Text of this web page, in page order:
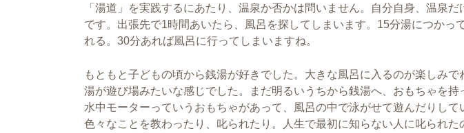
「湯道」を実践するにあたり、温泉か否かは問いません。自分自身、温泉
です。出張先で1時間あいたら、風呂を探してしまいます。15分湯につかっ
れる。30分あれば風呂に行ってしまいますね。
もともと子どもの頃から銭湯が好きでした。大きな風呂に入るのが楽しみ
湯が遊び場みたいな感じでした。まだ明るいうちから銭湯へ、おもちゃを持
水中モーターっていうおもちゃがあって、風呂の中で泳がせて遊んだりし
色々なことを教わったり、叱られたり。人生で最初に知らない人に叱られた